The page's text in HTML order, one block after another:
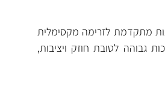
מתקדמת לזרימה מקסימלית
גבוהה לטובת חוזק ויציבות,